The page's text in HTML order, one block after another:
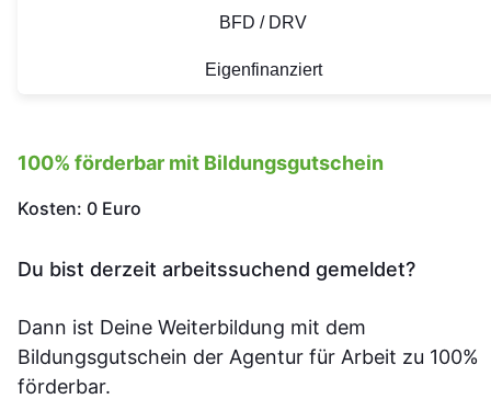
BFD / DRV
Eigenfinanziert
100% förderbar mit Bildungsgutschein
Kosten: 0 Euro
Du bist derzeit arbeitssuchend gemeldet?
Dann ist Deine Weiterbildung mit dem
Bildungsgutschein der Agentur für Arbeit zu 100%
förderbar.